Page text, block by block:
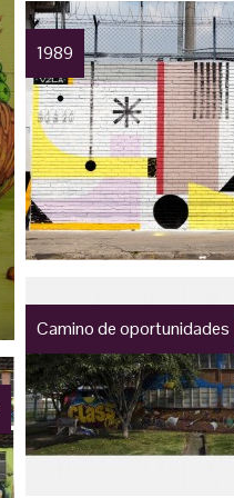
1989
Camino de oportunidades